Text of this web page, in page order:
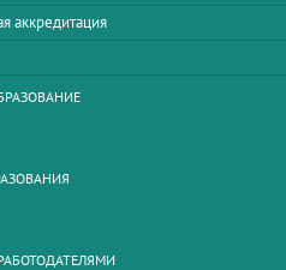
аккредитация